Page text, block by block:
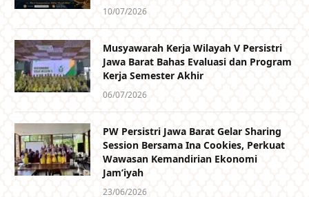
10/07/2026
Musyawarah Kerja Wilayah V Persistri
Jawa Barat Bahas Evaluasi dan Program
Kerja Semester Akhir
06/07/2026
PW Persistri Jawa Barat Gelar Sharing
Session Bersama Ina Cookies, Perkuat
Wawasan Kemandirian Ekonomi
Jam’iyah
23/06/2026